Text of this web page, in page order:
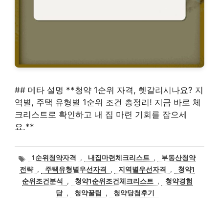
## 메타 설명 **청약 1순위 자격, 헷갈리시나요? 지
역별, 주택 유형별 1순위 조건 총정리! 지금 바로 체
크리스트로 확인하고 내 집 마련 기회를 잡으세
요.**
태
그
1순위청약자격 , 내집마련체크리스트 ,
부동산청약
전략 , 주택유형별우선자격 , 지역별우선자격 ,
청약1
순위조건분석
, 청약1순위조건체크리스트 ,
청약경험
담 , 청약꿀팁 , 청약당첨후기